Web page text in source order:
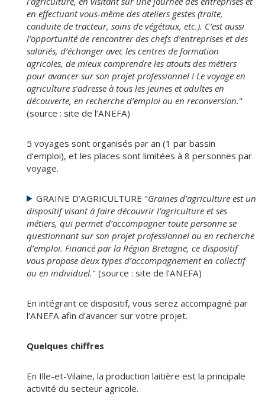
en effectuant vous-même des ateliers gestes (traite,
conduite de tracteur, soins de végétaux, etc.). C’est aussi
l’opportunité de rencontrer des chefs d’entreprises et des
salariés, d’échanger avec les centres de formation
agricoles, de mieux comprendre les atouts des métiers
pour avancer sur son projet professionnel ! Le voyage en
agriculture s’adresse à tous les jeunes et adultes en
découverte, en recherche d’emploi ou en reconversion."
(source : site de l’ANEFA)
5 voyages sont organisés par an (1 par bassin
d’emploi), et les places sont limitées à 8 personnes par
voyage.
GRAINE D’AGRICULTURE "Graines d’agriculture est un
dispositif visant à faire découvrir l’agriculture et ses
métiers, qui permet d’accompagner toute personne se
questionnant sur son projet professionnel ou en recherche
d’emploi. Financé par la Région Bretagne, ce dispositif
vous propose deux types d’accompagnement en collectif
ou en individuel." (source : site de l’ANEFA)
En intégrant ce dispositif, vous serez accompagné par
l’ANEFA afin d’avancer sur votre projet.
Quelques chiffres
En Ille-et-Vilaine, la production laitière est la principale
activité du secteur agricole.